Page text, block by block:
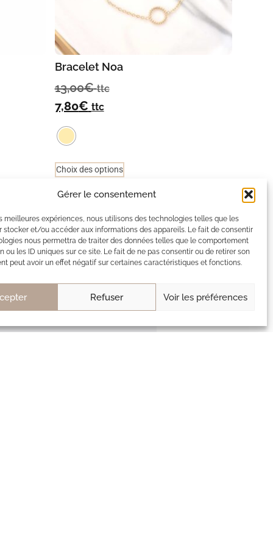
Gérer le consentement
meilleures expériences, nous utilisons des technologies telles que les
stocker et/ou accéder aux informations des appareils. Le fait de consentir
nous permettra de traiter des données telles que le comportement
ou les ID uniques sur ce site. Le fait de ne pas consentir ou de retirer son
peut avoir un effet négatif sur certaines caractéristiques et fonctions.
Refuser Voir les préférences
Bracelet Noa
13,00€ ttc
7,80€ ttc
Choix des options